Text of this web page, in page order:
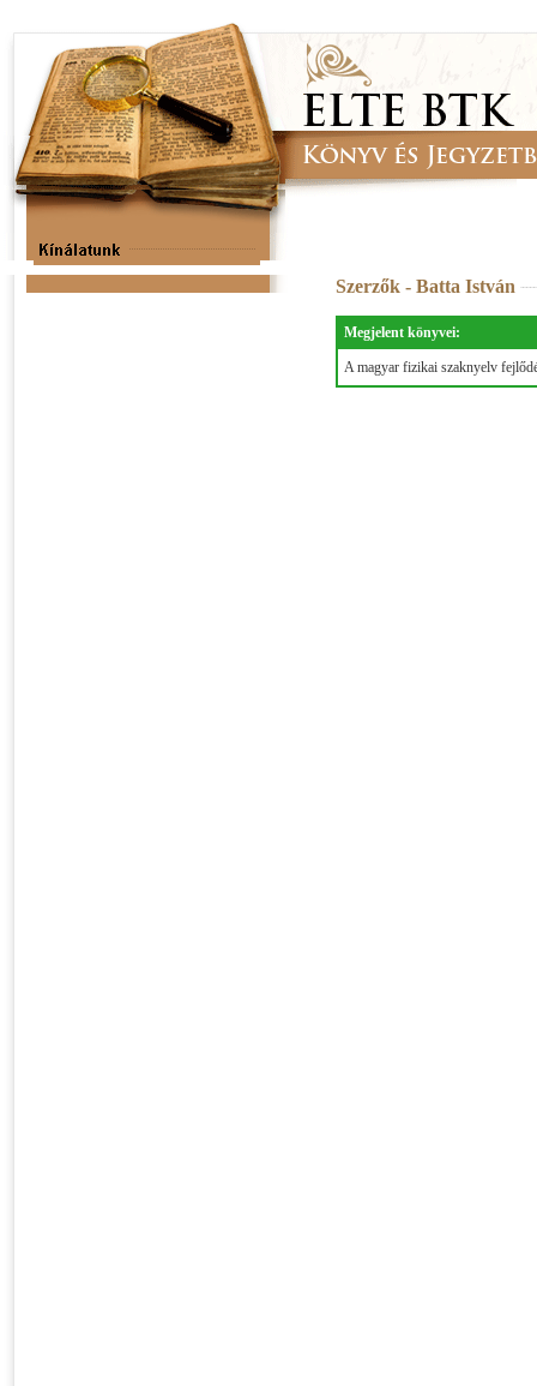
Szerzők - Batta István
Megjelent könyvei:
A magyar fizikai szaknyelv